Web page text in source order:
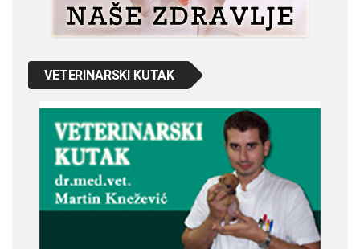
VETERINARSKI KUTAK